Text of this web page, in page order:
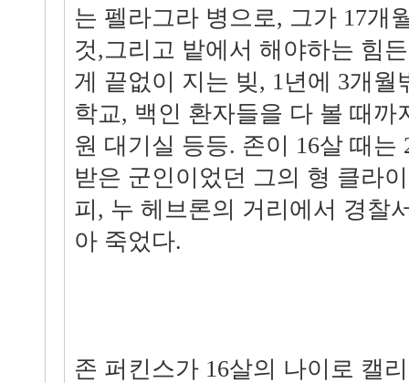
는 펠라그라 병으로, 그가 17개
것,그리고 밭에서 해야하는 힘
게 끝없이 지는 빚, 1년에 3개월
학교, 백인 환자들을 다 볼 때까
원 대기실 등등. 존이 16살 때는
받은 군인이었던 그의 형 클라
피, 누 헤브론의 거리에서 경찰
아 죽었다.
존 퍼킨스가 16살의 나이로 캘